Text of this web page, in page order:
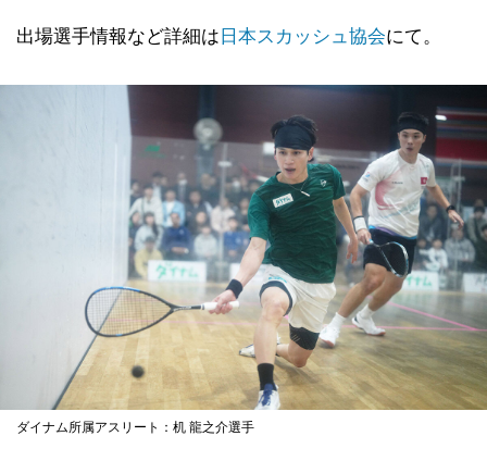
出場選手情報など詳細は 日本スカッシュ協会にて。
ダイナム所属アスリート：机 龍之介選手